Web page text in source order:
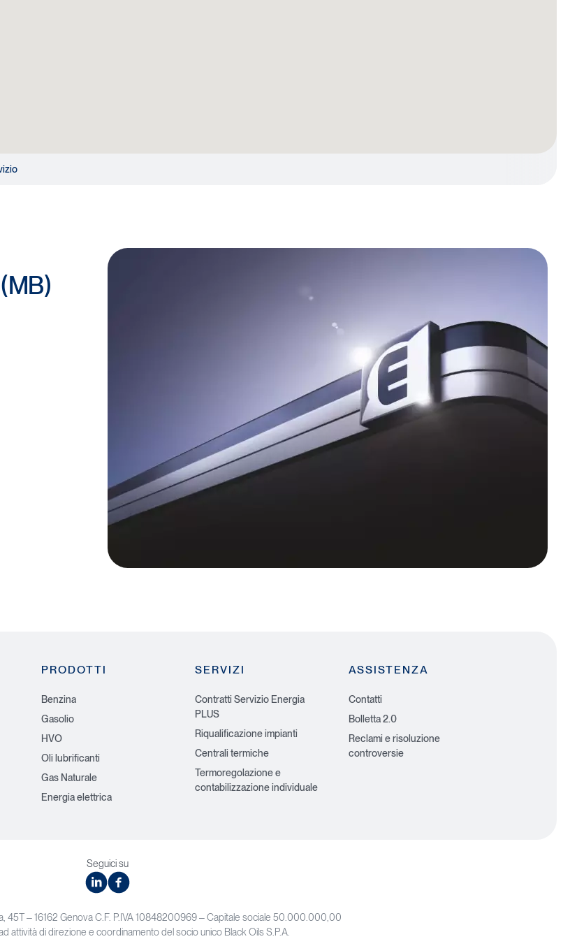
PRODOTTI
Benzina
Gasolio
HVO
Oli lubrificanti
Gas Naturale
Energia elettrica
SERVIZI
Contratti Servizio Energia
PLUS
Riqualificazione impianti
Centrali termiche
Termoregolazione e
contabilizzazione individuale
ASSISTENZA
Contatti
Bolletta 2.0
Reclami e risoluzione
controversie
Seguici su
linkedinfacebook
45T – 16162 Genova C.F. P.IVA 10848200969 – Capitale sociale 50.000.000,00
attività di direzione e coordinamento del socio unico Black Oils S.P.A.